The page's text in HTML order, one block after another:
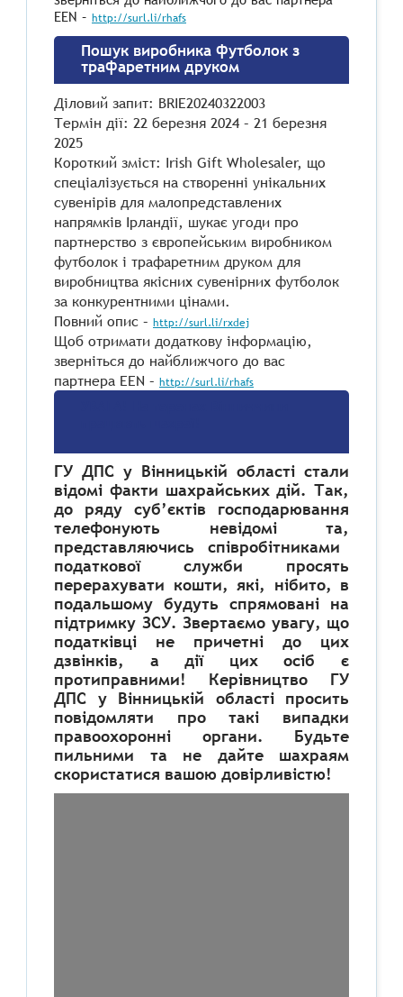
EEN – http://surl.li/rhafs
Пошук виробника футболок з
трафаретним друком
Діловий запит: BRIE20240322003
Термін дії: 22 березня 2024 – 21 березня
2025
Короткий зміст: Irish Gift Wholesaler, що
спеціалізується на створенні унікальних
сувенірів для малопредставлених
напрямків Ірландії, шукає угоди про
партнерство з європейським виробником
футболок і трафаретним друком для
виробництва якісних сувенірних футболок
за конкурентними цінами.
Повний опис – http://surl.li/rxdej
Щоб отримати додаткову інформацію,
зверніться до найближчого до вас
партнера EEN – http://surl.li/rhafs
ГУ ДПС у Вінницькій області стали
відомі факти шахрайських дій. Так,
до ряду суб’єктів господарювання
телефонують невідомі та,
представляючись співробітниками
податкової служби просять
перерахувати кошти, які, нібито, в
подальшому будуть спрямовані на
підтримку ЗСУ. Звертаємо увагу, що
податківці не причетні до цих
дзвінків, а дії цих осіб є
протиправними! Керівництво ГУ
ДПС у Вінницькій області просить
повідомляти про такі випадки
правоохоронні органи. Будьте
пильними та не дайте шахраям
скористатися вашою довірливістю!